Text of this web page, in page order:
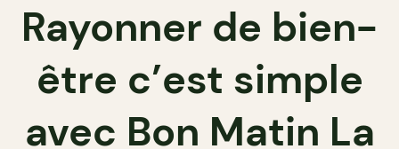
Rayonner de bien-
être c’est simple
avec Bon Matin La